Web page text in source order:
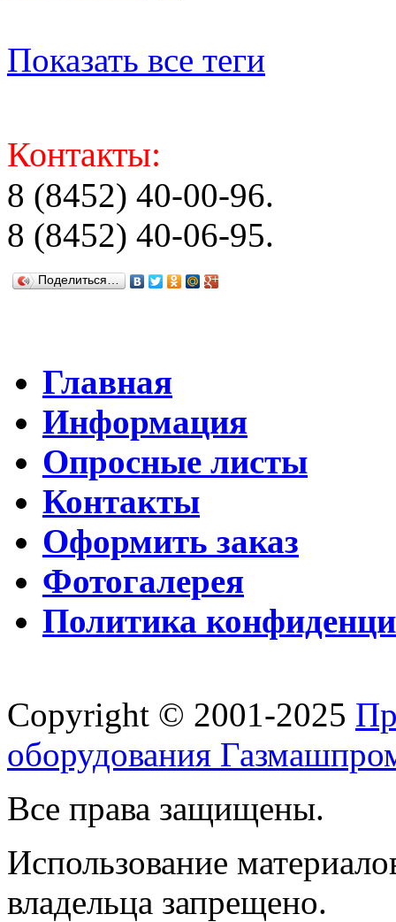
Показать все теги
Контакты:
8 (8452) 40-00-96.
8 (8452) 40-06-95.
Поделиться…
Главная
Информация
Опросные листы
Контакты
Оформить заказ
Фотогалерея
Политика
Copyright © 2001-2025
оборудования
Все права защищены.
Использование
владельца запрещено.